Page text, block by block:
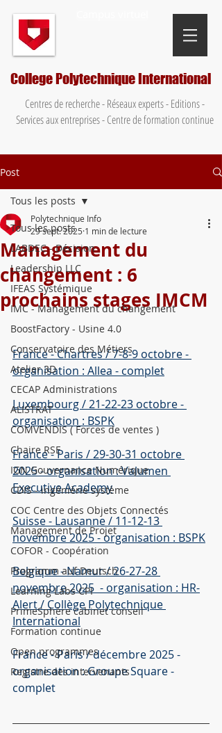
College Polytechnique International
Centres de recherche - Réseaux experts - Editions -
Services aux entreprises - Centre de formation continue
Post
Tous les posts
LABDEC - Décision
Leadership LLC
IFEAS Systémique
IMC - Management du changement
BoostFactory - Usine 4.0
Conservatoire des Métiers
Atelier 3D
CECAP Administrations
ALISTRAT
COMVENDIS ( Forces de ventes )
Chaire RSE
IGN Gouvernance Numérique
CDIS - ingénièrie système
COC Centre des Objets Connectés
Management de Projet
COFOR - Coopération
Programm auf Deutsch
Learning Labs CPI
PrimeSphère cabinet conseil
Formation continue
Open programmes
Registre des intervenants
Tous les posts
Management du
changement : 6
prochains stages IMCM
Polytechnique Info
29 sept. 2025 1 min de lecture
France - Chartres / 7-8-9 octobre -
organisation : Allea - complet
​Luxembourg / 21-22-23 octobre -
organisation : BSPK
​France - Paris / 29-30-31 octobre
2025 - organisation : Valumen
Executive Academy
Suisse - Lausanne / 11-12-13
novembre 2025 - organisation : BSPK
Belgique - Namur / 26-27-28
novembre 2025  - organisation : HR-
Alert / Collège Polytechnique
International
France - Paris / décembre 2025 -
organisation : Groupe Square -
complet